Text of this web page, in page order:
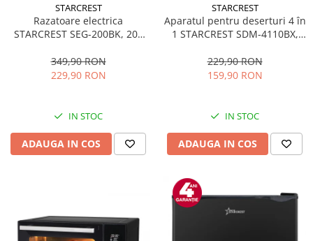
STARCREST
Razatoare electrica
STARCREST SEG-200BK, 200
349,90 RON
229,90 RON
IN STOC
ADAUGA IN COS
STARCREST
Aparatul pentru deserturi 4 în
1 STARCREST SDM-4110BX,
invelis ceramic pentru vafe,
nuci, gogosi si smile
229,90 RON
159,90 RON
IN STOC
ADAUGA IN COS